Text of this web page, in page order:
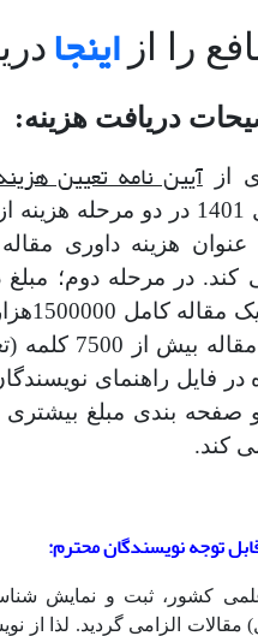
را ازاینجا
دریافت هزینه:
ازآیین نامه تعیین
، در سال 1401 در دو
هزار تومان به عنوان هزینه
در مرحله دوم؛ مبلغ
صورت
تومان) است. اما
فایل راهنمای
کند.
توجه نویسندگان محترم:
کشور، ثبت و نمایش
مقالات الزامی گردید. لذا